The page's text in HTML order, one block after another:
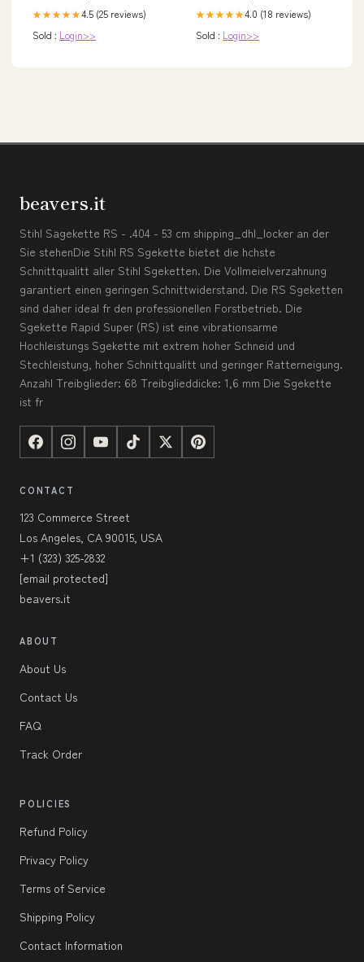
★★★★★4.5 (25 reviews)
Sold : Login>>
★★★★★4.0 (18 reviews)
Sold : Login>>
beavers.it
Stihl Sägekette RS - .404 - 53 cm shipping_dhl_locker an der
Sie stehenDie Stihl RS Sgekette bietet die hchste
Schnittqualitt aller Stihl Sgeketten. Die Vollmeielverzahnung
garantiert einen geringen Schnittwiderstand. Die RS Sgeketten
sind daher ideal fr den professionellen Forstbetrieb. Die
Sgekette Rapid Super (RS) ist eine vibrationsarme
Hochleistungs Sgekette mit extrem hoher Schneid und
Stechleistung, hoher Schnittqualitt und geringer Ratterneigung.
Anzahl Treibglieder: 68 Treibglieddicke: 1,6 mm Die Sgekette
ist fr
CONTACT
123 Commerce Street
Los Angeles, CA 90015, USA
+1 (323) 325-2832
[email protected]
beavers.it
ABOUT
About Us
Contact Us
FAQ
Track Order
POLICIES
Refund Policy
Privacy Policy
Terms of Service
Shipping Policy
Contact Information